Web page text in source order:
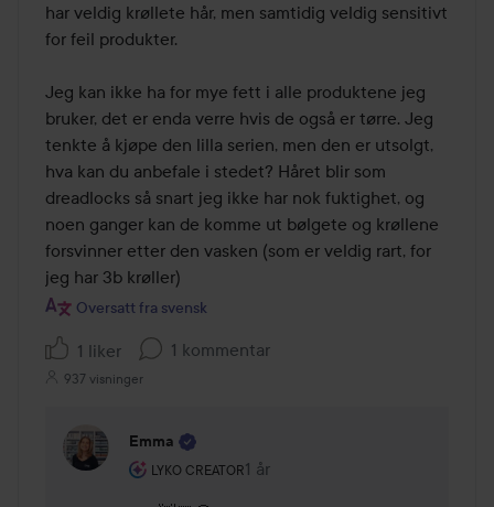
har veldig krøllete hår, men samtidig veldig sensitivt
for feil produkter.
Jeg kan ikke ha for mye fett i alle produktene jeg
bruker, det er enda verre hvis de også er tørre. Jeg
tenkte å kjøpe den lilla serien, men den er utsolgt,
hva kan du anbefale i stedet? Håret blir som
dreadlocks så snart jeg ikke har nok fuktighet, og
noen ganger kan de komme ut bølgete og krøllene
forsvinner etter den vasken (som er veldig rart, for
jeg har 3b krøller)
Oversatt fra svensk
1 liker 1 kommentar
937 visninger
Emma
LYKO CREATOR
Brukerens rolle: Lyko Creator.
1 år
Kommentaren lades 1 år